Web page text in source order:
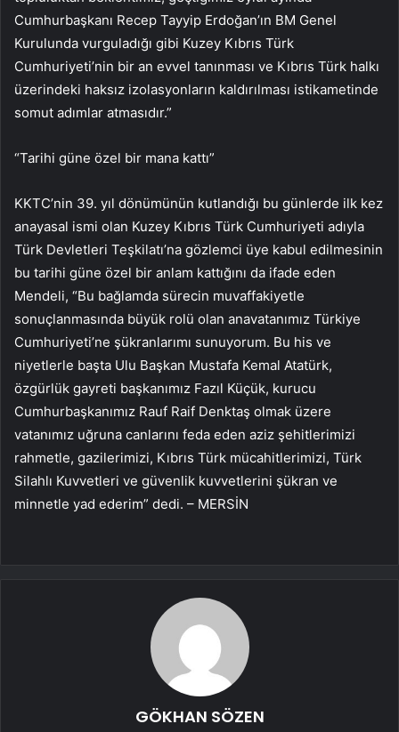
Cumhurbaşkanı Recep Tayyip Erdoğan’ın BM Genel
Kurulunda vurguladığı gibi Kuzey Kıbrıs Türk
Cumhuriyeti’nin bir an evvel tanınması ve Kıbrıs Türk halkı
üzerindeki haksız izolasyonların kaldırılması istikametinde
somut adımlar atmasıdır.”
“Tarihi güne özel bir mana kattı”
KKTC’nin 39. yıl dönümünün kutlandığı bu günlerde ilk kez
anayasal ismi olan Kuzey Kıbrıs Türk Cumhuriyeti adıyla
Türk Devletleri Teşkilatı’na gözlemci üye kabul edilmesinin
bu tarihi güne özel bir anlam kattığını da ifade eden
Mendeli, “Bu bağlamda sürecin muvaffakiyetle
sonuçlanmasında büyük rolü olan anavatanımız Türkiye
Cumhuriyeti’ne şükranlarımı sunuyorum. Bu his ve
niyetlerle başta Ulu Başkan Mustafa Kemal Atatürk,
özgürlük gayreti başkanımız Fazıl Küçük, kurucu
Cumhurbaşkanımız Rauf Raif Denktaş olmak üzere
vatanımız uğruna canlarını feda eden aziz şehitlerimizi
rahmetle, gazilerimizi, Kıbrıs Türk mücahitlerimizi, Türk
Silahlı Kuvvetleri ve güvenlik kuvvetlerini şükran ve
minnetle yad ederim” dedi. – MERSİN
GÖKHAN SÖZEN